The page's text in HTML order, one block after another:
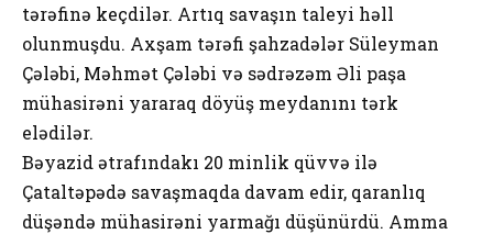
tərəfinə keçdilər. Artıq savaşın taleyi həll
olunmuşdu. Axşam tərəfi şahzadələr Süleyman
Çələbi, Məhmət Çələbi və sədrəzəm Əli paşa
mühasirəni yararaq döyüş meydanını tərk
elədilər.
Bəyazid ətrafındakı 20 minlik qüvvə ilə
Çataltəpədə savaşmaqda davam edir, qaranlıq
düşəndə mühasirəni yarmağı düşünürdü. Amma